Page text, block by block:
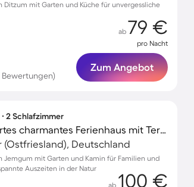
Ditzum mit Garten und Küche für unvergessliche
Bewertungen)
ab 79 €
pro Nacht
Zum Angebot
∙ 2 Schlafzimmer
Familienorientiertes charmantes Ferienhaus mit Terrasse und Garten | Hunde erlaubt
(Ostfriesland), Deutschland
Jemgum mit Garten und Kamin für Familien und
Auszeiten in der Natur
ab 100 €